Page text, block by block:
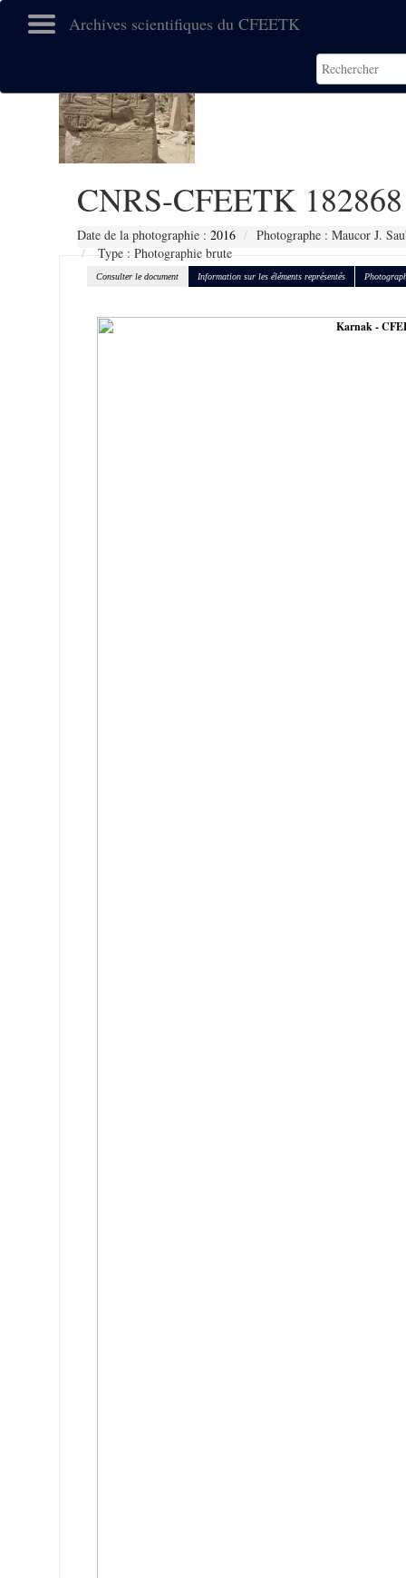
Archives scientifiques du CFEETK
CNRS-CFEETK 182868
Date de la photographie : 2016
Photographe : Maucor J.
Type : Photographie brute
Consulter le document Information sur les éléments représentés